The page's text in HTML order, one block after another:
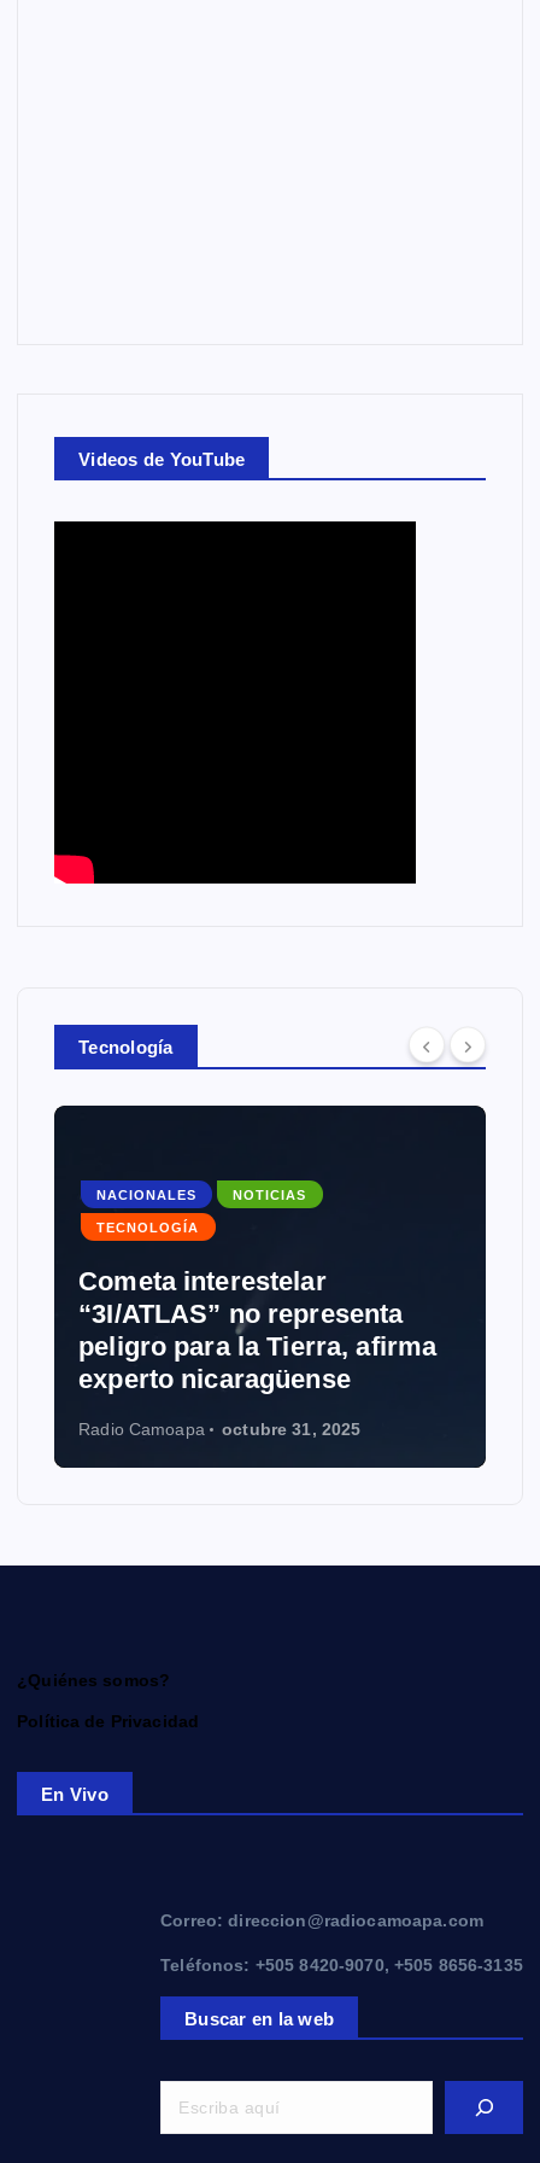
Videos de YouTube
Tecnología
NOTICIAS
interestelar
no representa
la Tierra, afirma
nicaragüense
octubre 31, 2025
Grokipedia:
¿Quiénes somos?
Política de Privacidad
En Vivo
Correo: direccion@radiocamoapa.com
Teléfonos: +505 8420-9070, +505 8656-3135
Buscar en la web